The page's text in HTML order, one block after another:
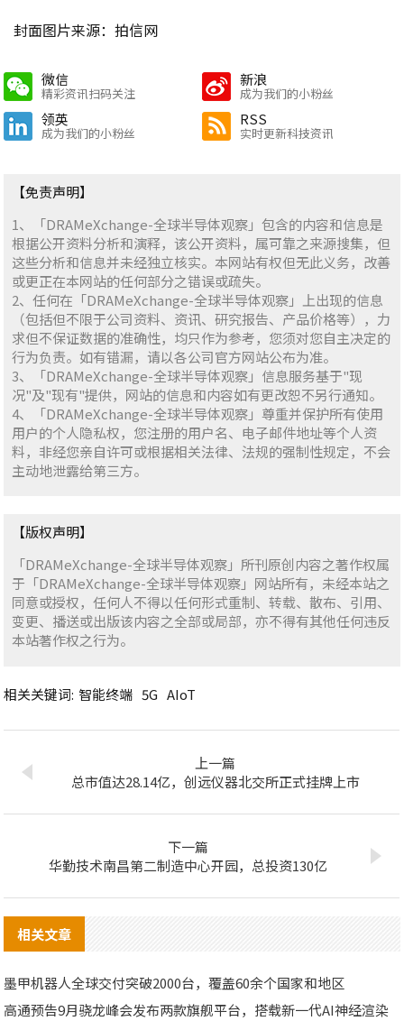
封面图片来源：拍信网
微信
精彩资讯扫码关注
新浪
成为我们的小粉丝
领英
成为我们的小粉丝
RSS
实时更新科技资讯
【免责声明】
1、「DRAMeXchange-全球半导体观察」包含的内容和信息是
根据公开资料分析和演释，该公开资料，属可靠之来源搜集，但
这些分析和信息并未经独立核实。本网站有权但无此义务，改善
或更正在本网站的任何部分之错误或疏失。
2、任何在「DRAMeXchange-全球半导体观察」上出现的信息
（包括但不限于公司资料、资讯、研究报告、产品价格等），力
求但不保证数据的准确性，均只作为参考，您须对您自主决定的
行为负责。如有错漏，请以各公司官方网站公布为准。
3、「DRAMeXchange-全球半导体观察」信息服务基于"现
况"及"现有"提供，网站的信息和内容如有更改恕不另行通知。
4、「DRAMeXchange-全球半导体观察」尊重并保护所有使用
用户的个人隐私权，您注册的用户名、电子邮件地址等个人资
料，非经您亲自许可或根据相关法律、法规的强制性规定，不会
主动地泄露给第三方。
【版权声明】
「DRAMeXchange-全球半导体观察」所刊原创内容之著作权属
于「DRAMeXchange-全球半导体观察」网站所有，未经本站之
同意或授权，任何人不得以任何形式重制、转载、散布、引用、
变更、播送或出版该内容之全部或局部，亦不得有其他任何违反
本站著作权之行为。
相关关键词: 智能终端 5G AIoT
上一篇
总市值达28.14亿，创远仪器北交所正式挂牌上市
下一篇
华勤技术南昌第二制造中心开园，总投资130亿
相关文章
墨甲机器人全球交付突破2000台，覆盖60余个国家和地区
高通预告9月骁龙峰会发布两款旗舰平台，搭载新一代AI神经渲染